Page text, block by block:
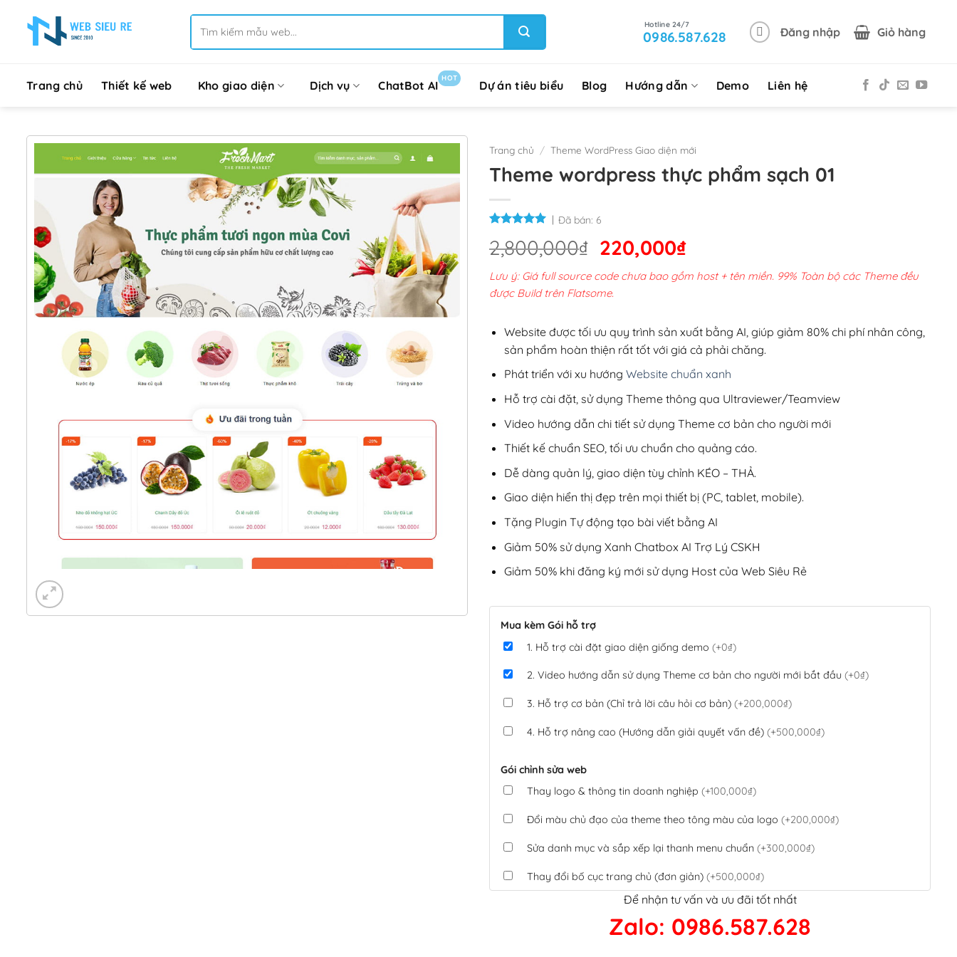
kiếm:
0986.587.628 Đăng nhập Giỏ hàng
Trang chủ Thiết kế web Kho giao diện Dịch vụ ChatBot AI
HOT
Dự án tiêu biểu Blog Hướng dẫn Demo Liên hệ
Trang chủ / Theme WordPress Giao diện mới
Theme wordpress thực phẩm sạch 01
Đã bán: 6
2,800,000₫ Giá
gốc
là:
220,000₫Giá
hiện
tại
220,000₫.
Lưu ý: Giá full source code chưa bao gồm host + tên miền. 99% Toàn bộ các Theme đều
được Build trên Flatsome.
Website được tối ưu quy trình sản xuất bằng AI, giúp giảm 80% chi phí nhân công,
sản phẩm hoàn thiện rất tốt với giá cả phải chăng.
Phát triển với xu hướng Website chuẩn xanh
Hỗ trợ cài đặt, sử dụng Theme thông qua Ultraviewer/Teamview
Video hướng dẫn chi tiết sử dụng Theme cơ bản cho người mới
Thiết kế chuẩn SEO, tối ưu chuẩn cho quảng cáo.
Dễ dàng quản lý, giao diện tùy chỉnh KÉO – THẢ.
Giao diện hiển thị đẹp trên mọi thiết bị (PC, tablet, mobile).
Tặng Plugin Tự động tạo bài viết bằng AI
Giảm 50% sử dụng Xanh Chatbox AI Trợ Lý CSKH
Giảm 50% khi đăng ký mới sử dụng Host của Web Siêu Rẻ
Mua kèm Gói hỗ trợ
1. Hỗ trợ cài đặt giao diện giống demo (+0₫)
2. Video hướng dẫn sử dụng Theme cơ bản cho người mới bắt đầu (+0₫)
3. Hỗ trợ cơ bản (Chỉ trả lời câu hỏi cơ bản) (+200,000₫)
4. Hỗ trợ nâng cao (Hướng dẫn giải quyết vấn đề) (+500,000₫)
Gói chỉnh sửa web
Thay logo & thông tin doanh nghiệp (+100,000₫)
Đổi màu chủ đạo của theme theo tông màu của logo (+200,000₫)
Sửa danh mục và sắp xếp lại thanh menu chuẩn (+300,000₫)
Thay đổi bố cục trang chủ (đơn giản) (+500,000₫)
Tích hợp thanh toán QR Code ngân hàng(+100,000₫)
Xác minh Website, liên kết google, cập nhật sitemap(+50,000₫)
Để nhận tư vấn và ưu đãi tốt nhất
Zalo: 0986.587.628